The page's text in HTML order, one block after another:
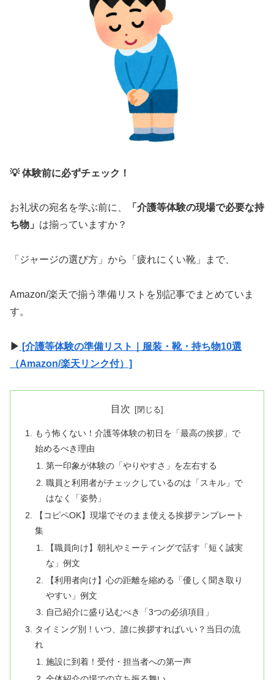
💡 体験前に必ずチェック！
お礼状の宛名を学ぶ前に、
「介護等体験の現場で必要な持
ち物」 は揃っていますか？
「ジャージの選び方」から「疲れにくい靴」まで、
Amazon/楽天で揃う準備リストを別記事でまとめていま
す。
▶ [介護等体験の準備リスト｜服装・靴・持ち物10選
（Amazon/楽天リンク付）]
目次
もう怖くない！介護等体験の初日を「最高の挨拶」で
始めるべき理由
第一印象が体験の「やりやすさ」を左右する
職員と利用者がチェックしているのは「スキル」で
はなく「姿勢」
【コピペOK】現場でそのまま使える挨拶テンプレート
集
【職員向け】朝礼やミーティングで話す「短く誠実
な」例文
【利用者向け】心の距離を縮める「優しく聞き取り
やすい」例文
自己紹介に盛り込むべき「3つの必須項目」
タイミング別！いつ、誰に挨拶すればいい？当日の流
れ
施設に到着！受付・担当者への第一声